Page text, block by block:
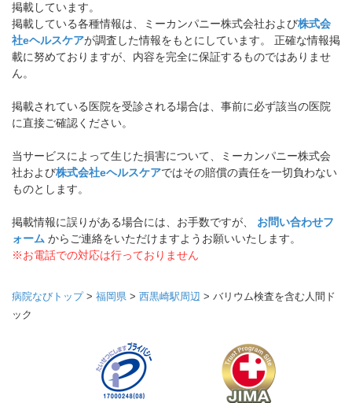
掲載しています。
掲載している各種情報は、ミーカンパニー株式会社および株式会
社eヘルスケアが調査した情報をもとにしています。 正確な情報掲
載に努めておりますが、内容を完全に保証するものではありませ
ん。
掲載されている医院を受診される場合は、事前に必ず該当の医院
に直接ご確認ください。
当サービスによって生じた損害について、ミーカンパニー株式会
社および株式会社eヘルスケアではその賠償の責任を一切負わない
ものとします。
掲載情報に誤りがある場合には、お手数ですが、 お問い合わせフ
ォーム からご連絡をいただけますようお願いいたします。
※お電話での対応は行っておりません
病院なびトップ> 福岡県 > 西黒崎駅周辺 > バリウム検査を含む人間ド
ック